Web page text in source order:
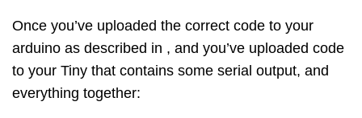
Once you’ve uploaded the correct code to your
arduino as described in , and you’ve uploaded code
to your Tiny that contains some serial output, and
everything together: